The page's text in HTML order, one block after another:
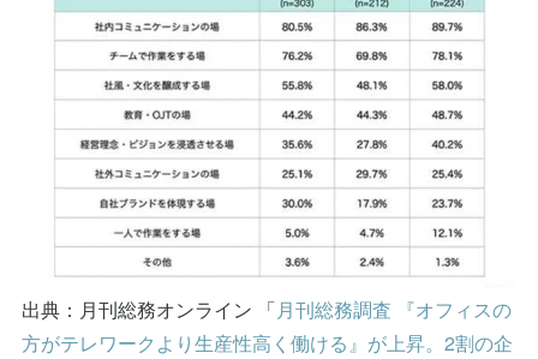
出典：月刊総務オンライン 「月刊総務調査 『オフィスの
方がテレワークより生産性高く働ける』が上昇。2割の企